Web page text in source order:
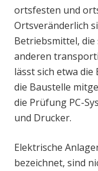
ortsfesten und
Ortsveränderlich
Betriebsmittel, die
anderen
lässt sich etwa
die Baustelle
die Prüfung PC-
und Drucker.
Elektrische
bezeichnet, sind